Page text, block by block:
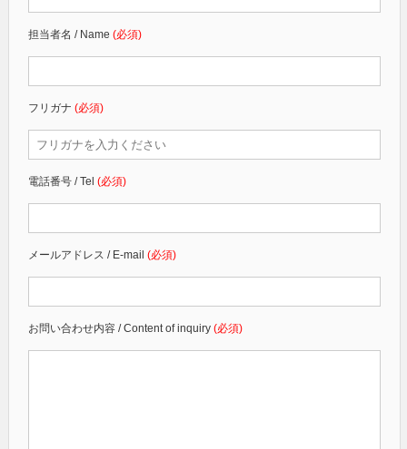
担当者名 / Name (必須)
フリガナ (必須)
電話番号 / Tel (必須)
メールアドレス / E-mail (必須)
お問い合わせ内容 / Content of inquiry (必須)